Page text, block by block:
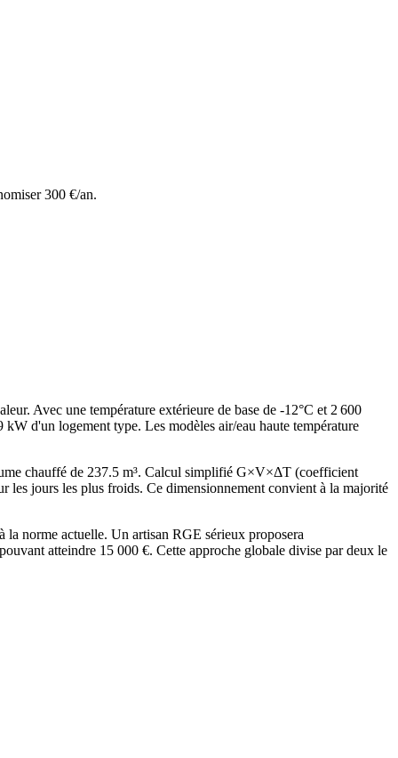
300 €/an.
Avec une température extérieure de base de -12°C et 2 600
d'un logement type. Les modèles air/eau haute température
chauffé de 237.5 m³. Calcul simplifié G×V×ΔT (coefficient
jours les plus froids. Ce dimensionnement convient à la majorité
norme actuelle. Un artisan RGE sérieux proposera
atteindre 15 000 €. Cette approche globale divise par deux le